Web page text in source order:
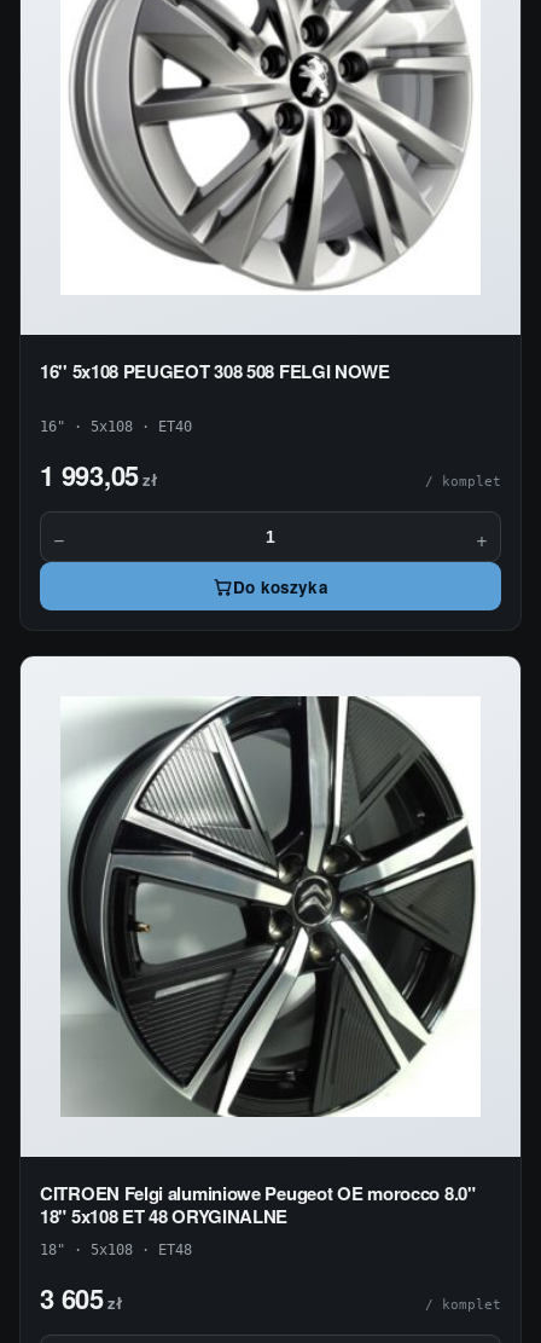
16'' 5x108 PEUGEOT 308 508 FELGI NOWE
16" · 5x108 · ET40
1 993,05zł / komplet
− +
Do koszyka
CITROEN Felgi aluminiowe Peugeot OE morocco 8.0"
18" 5x108 ET 48 ORYGINALNE
18" · 5x108 · ET48
3 605zł / komplet